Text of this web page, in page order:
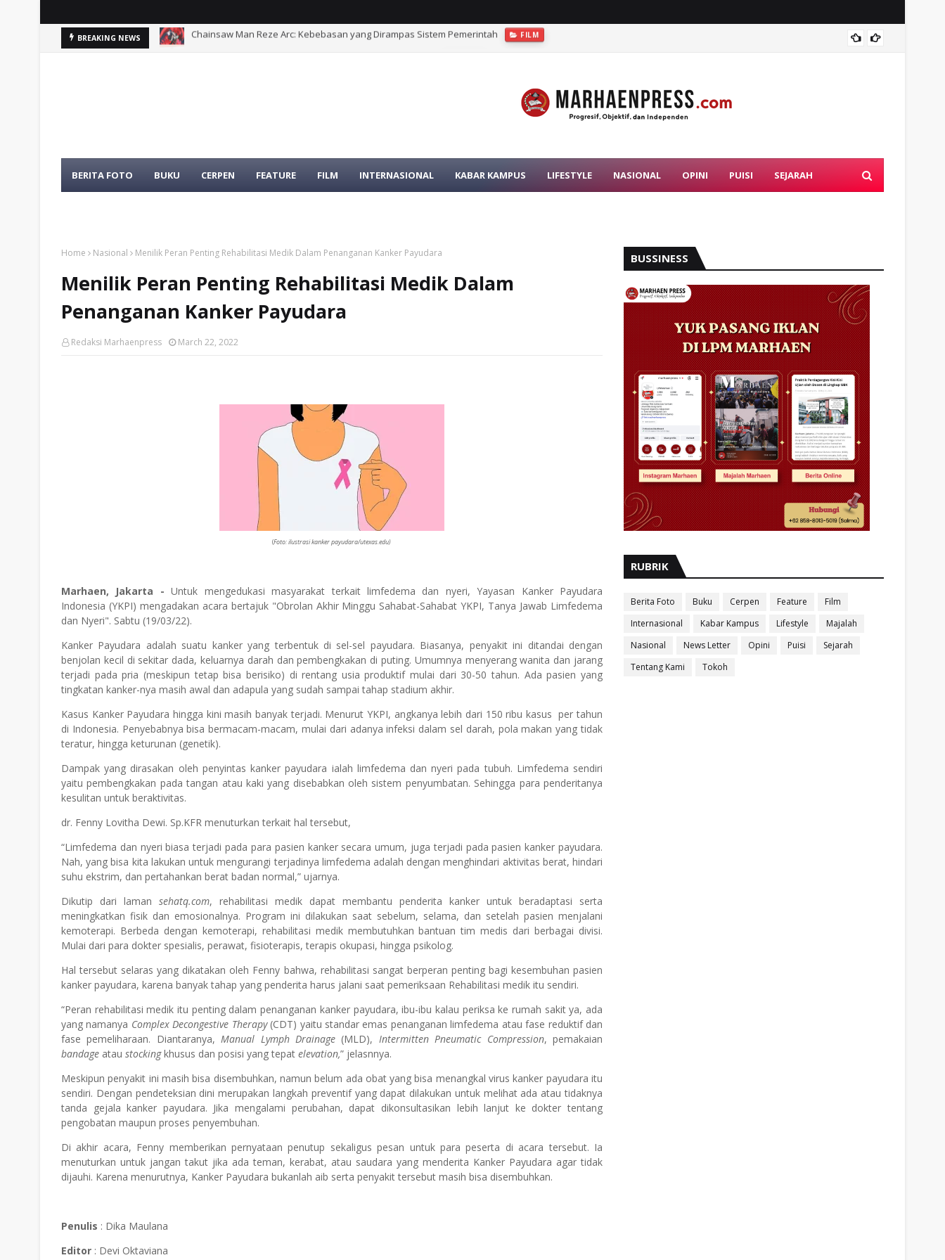
BREAKING NEWS Problematika Pelibatan Aparat dalam Pengawasan Pajak OPINI
BERITA FOTO BUKU CERPEN FEATURE FILM INTERNASIONAL KABAR KAMPUS LIFESTYLE NASIONAL OPINI PUISI SEJARAH
Home Nasional Menilik Peran Penting Rehabilitasi Medik Dalam Penanganan Kanker Payudara
Menilik Peran Penting Rehabilitasi Medik Dalam
Penanganan Kanker Payudara
Redaksi Marhaenpress March 22, 2022
(Foto: ilustrasi kanker payudara/utexas.edu)
Marhaen, Jakarta -Untuk mengedukasi masyarakat terkait limfedema dan nyeri, Yayasan Kanker Payudara
Indonesia (YKPI) mengadakan acara bertajuk "Obrolan Akhir Minggu Sahabat-Sahabat YKPI, Tanya Jawab Limfedema
dan Nyeri". Sabtu (19/03/22).
Kanker Payudara adalah suatu kanker yang terbentuk di sel-sel payudara. Biasanya, penyakit ini ditandai dengan
benjolan kecil di sekitar dada, keluarnya darah dan pembengkakan di puting. Umumnya menyerang wanita dan jarang
terjadi pada pria (meskipun tetap bisa berisiko) di rentang usia produktif mulai dari 30-50 tahun. Ada pasien yang
tingkatan kanker-nya masih awal dan adapula yang sudah sampai tahap stadium akhir.
Kasus Kanker Payudara hingga kini masih banyak terjadi. Menurut YKPI, angkanya lebih dari 150 ribu kasus per tahun
di Indonesia. Penyebabnya bisa bermacam-macam, mulai dari adanya infeksi dalam sel darah, pola makan yang tidak
teratur, hingga keturunan (genetik).
Dampak yang dirasakan oleh penyintas kanker payudara ialah limfedema dan nyeri pada tubuh. Limfedema sendiri
yaitu pembengkakan pada tangan atau kaki yang disebabkan oleh sistem penyumbatan. Sehingga para penderitanya
kesulitan untuk beraktivitas.
dr. Fenny Lovitha Dewi. Sp.KFR menuturkan terkait hal tersebut,
“Limfedema dan nyeri biasa terjadi pada para pasien kanker secara umum, juga terjadi pada pasien kanker payudara.
Nah, yang bisa kita lakukan untuk mengurangi terjadinya limfedema adalah dengan menghindari aktivitas berat, hindari
suhu ekstrim, dan pertahankan berat badan normal,” ujarnya.
Dikutip dari laman sehatq.com, rehabilitasi medik dapat membantu penderita kanker untuk beradaptasi serta
meningkatkan fisik dan emosionalnya. Program ini dilakukan saat sebelum, selama, dan setelah pasien menjalani
kemoterapi. Berbeda dengan kemoterapi, rehabilitasi medik membutuhkan bantuan tim medis dari berbagai divisi.
Mulai dari para dokter spesialis, perawat, fisioterapis, terapis okupasi, hingga psikolog.
Hal tersebut selaras yang dikatakan oleh Fenny bahwa, rehabilitasi sangat berperan penting bagi kesembuhan pasien
kanker payudara, karena banyak tahap yang penderita harus jalani saat pemeriksaan Rehabilitasi medik itu sendiri.
“Peran rehabilitasi medik itu penting dalam penanganan kanker payudara, ibu-ibu kalau periksa ke rumah sakit ya, ada
yang namanya Complex Decongestive Therapy(CDT) yaitu standar emas penanganan limfedema atau fase reduktif dan
fase pemeliharaan. Diantaranya,Manual Lymph Drainage (MLD), Intermitten Pneumatic Compression, pemakaian
bandage atau stockingkhusus dan posisi yang tepat elevation,” jelasnnya.
Meskipun penyakit ini masih bisa disembuhkan, namun belum ada obat yang bisa menangkal virus kanker payudara itu
sendiri. Dengan pendeteksian dini merupakan langkah preventif yang dapat dilakukan untuk melihat ada atau tidaknya
tanda gejala kanker payudara. Jika mengalami perubahan, dapat dikonsultasikan lebih lanjut ke dokter tentang
pengobatan maupun proses penyembuhan.
Di akhir acara, Fenny memberikan pernyataan penutup sekaligus pesan untuk para peserta di acara tersebut. Ia
menuturkan untuk jangan takut jika ada teman, kerabat, atau saudara yang menderita Kanker Payudara agar tidak
dijauhi. Karena menurutnya, Kanker Payudara bukanlah aib serta penyakit tersebut masih bisa disembuhkan.
Penulis : Dika Maulana
Editor : Devi Oktaviana
BUSSINESS
RUBRIK
Berita Foto Buku Cerpen Feature
Film
Internasional
Kabar Kampus Lifestyle
Majalah
Nasional
News Letter Opini Puisi
Sejarah
Tentang Kami
Tokoh